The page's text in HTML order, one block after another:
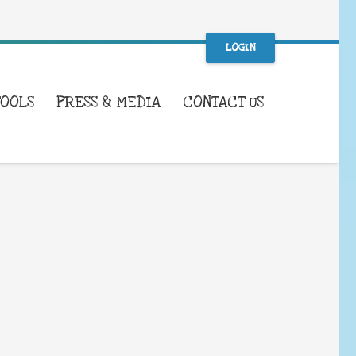
LOGIN
PRESS & MEDIA CONTACT US